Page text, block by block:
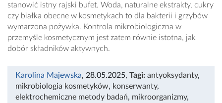
stanowić istny rajski bufet. Woda, naturalne ekstrakty, cukry
czy białka obecne w kosmetykach to dla bakterii i grzybów
wymarzona pożywka. Kontrola mikrobiologiczna w
przemyśle kosmetycznym jest zatem równie istotna, jak
dobór składników aktywnych.
Karolina Majewska, 28.05.2025, Tagi: antyoksydanty,
mikrobiologia kosmetyków, konserwanty,
elektrochemiczne metody badań, mikroorganizmy,